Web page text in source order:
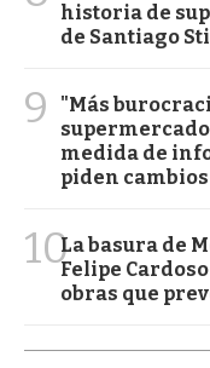
historia de
de Santiago
9
"Más
medida de
piden cambios
10La basura de
Felipe
obras que